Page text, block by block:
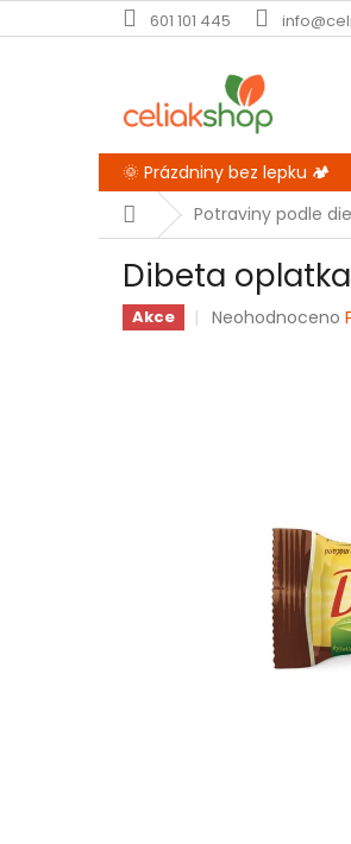
na
601 101 445
🌞 Prázdniny bez lepku 🏕️
DomůPotraviny podle
Dibeta
Akce
Průměrné
Neohodnoceno